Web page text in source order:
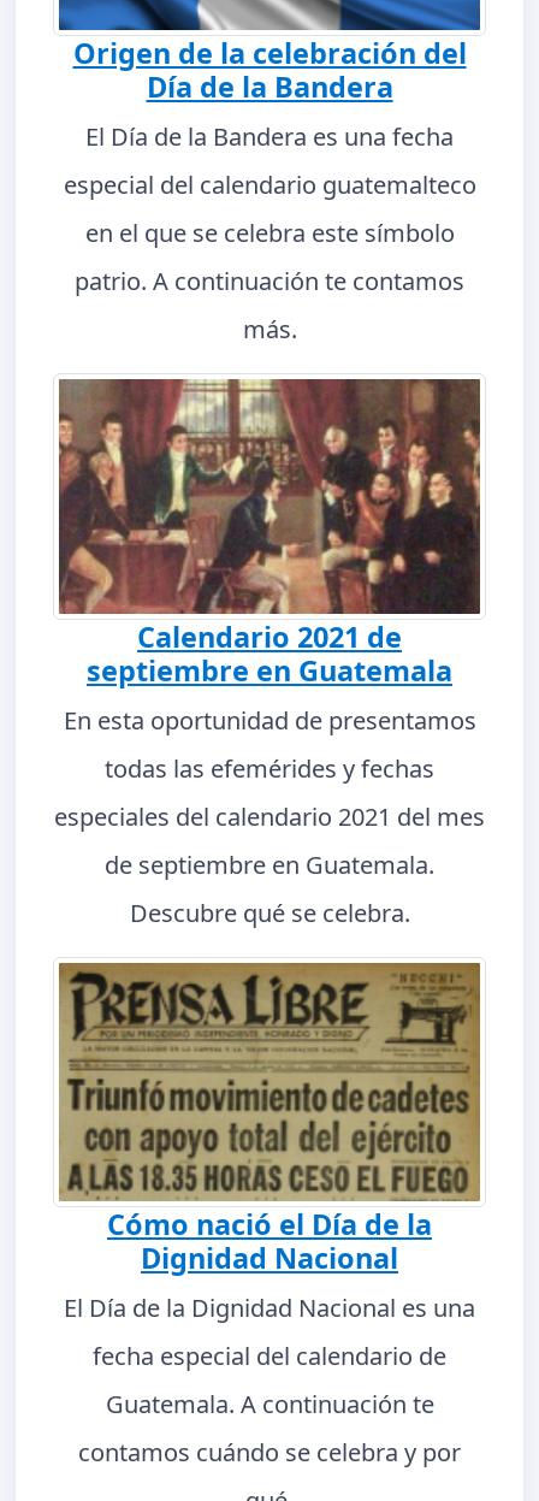
Origen de la celebración del
Día de la Bandera
El Día de la Bandera es una fecha
especial del calendario guatemalteco
en el que se celebra este símbolo
patrio. A continuación te contamos
más.
Calendario 2021 de
septiembre en Guatemala
En esta oportunidad de presentamos
todas las efemérides y fechas
especiales del calendario 2021 del mes
de septiembre en Guatemala.
Descubre qué se celebra.
Cómo nació el Día de la
Dignidad Nacional
El Día de la Dignidad Nacional es una
fecha especial del calendario de
Guatemala. A continuación te
contamos cuándo se celebra y por